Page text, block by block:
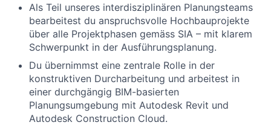
Als Teil unseres interdisziplinären Planungsteams
bearbeitest du anspruchsvolle Hochbauprojekte
über alle Projektphasen gemäss SIA – mit klarem
Schwerpunkt in der Ausführungsplanung.
Du übernimmst eine zentrale Rolle in der
konstruktiven Durcharbeitung und arbeitest in
einer durchgängig BIM-basierten
Planungsumgebung mit Autodesk Revit und
Autodesk Construction Cloud.